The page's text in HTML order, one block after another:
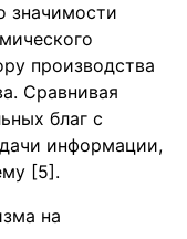
значимости
производства
Сравнивая
благ с
информации,
[5].
на